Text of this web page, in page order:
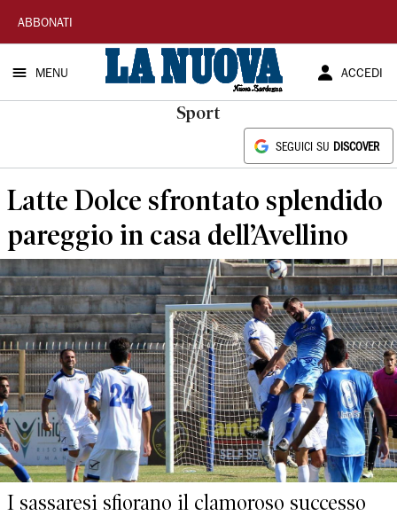
La
Nuova
Sardegna
ABBONATI
MENU ACCEDI
Sport
SEGUICI SU DISCOVER
Latte Dolce sfrontato splendido
pareggio in casa dell’Avellino
I sassaresi sfiorano il clamoroso successo